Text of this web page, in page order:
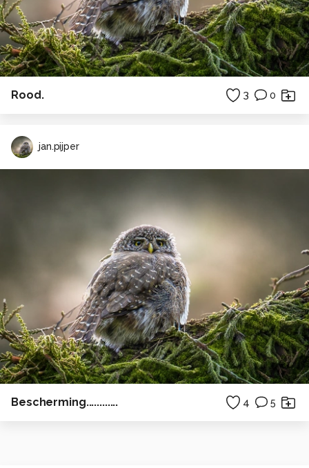
Rood. 3 0
jan.pijper
Bescherming............ 4 5